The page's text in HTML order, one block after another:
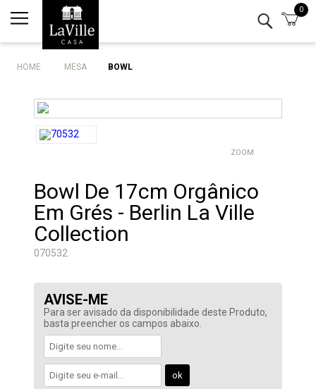
0
Minha conta
Lista de Presentes
Cozinha
Decor
Marcas
HOME MESA BOWL
ZOOM
Bowl De 17cm Orgânico
Em Grés - Berlin La Ville
Collection
070532
AVISE-ME
Para ser avisado da disponibilidade deste Produto,
basta preencher os campos abaixo.